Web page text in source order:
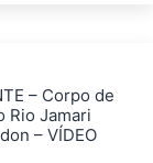
– Corpo de
Rio Jamari
– VÍDEO